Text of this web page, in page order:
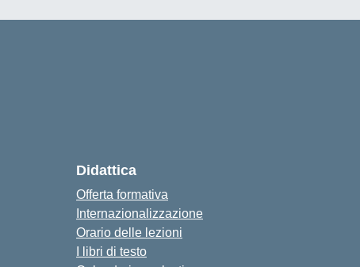
Didattica
Offerta formativa
Internazionalizzazione
Orario delle lezioni
I libri di testo